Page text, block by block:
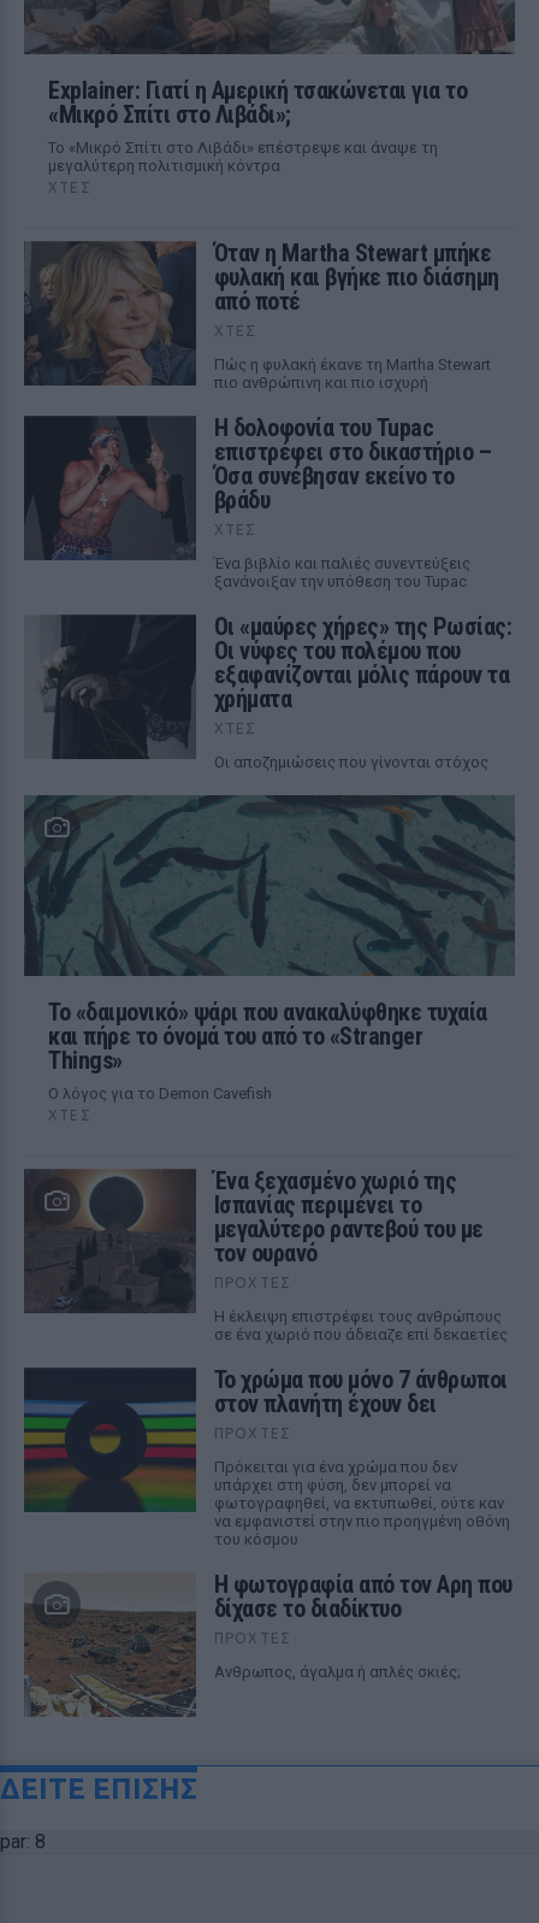
Explainer: Γιατί η Αμερική τσακώνεται για το
«Μικρό Σπίτι στο Λιβάδι»;
Το «Μικρό Σπίτι στο Λιβάδι» επέστρεψε και άναψε τη
μεγαλύτερη πολιτισμική κόντρα
ΧΤΕΣ
Όταν η Martha Stewart μπήκε
φυλακή και βγήκε πιο διάσημη
από ποτέ
ΧΤΕΣ
Πώς η φυλακή έκανε τη Martha Stewart
πιο ανθρώπινη και πιο ισχυρή
Η δολοφονία του Tupac
επιστρέφει στο δικαστήριο –
Όσα συνέβησαν εκείνο το
βράδυ
ΧΤΕΣ
Ένα βιβλίο και παλιές συνεντεύξεις
ξανάνοιξαν την υπόθεση του Tupac
Οι «μαύρες χήρες» της Ρωσίας:
Οι νύφες του πολέμου που
εξαφανίζονται μόλις πάρουν τα
χρήματα
ΧΤΕΣ
Οι αποζημιώσεις που γίνονται στόχος
Το «δαιμονικό» ψάρι που ανακαλύφθηκε τυχαία
και πήρε το όνομά του από το «Stranger
Things»
Ο λόγος για το Demon Cavefish
ΧΤΕΣ
Ένα ξεχασμένο χωριό της
Ισπανίας περιμένει το
μεγαλύτερο ραντεβού του με
τον ουρανό
ΠΡΟΧΤΈΣ
Η έκλειψη επιστρέφει τους ανθρώπους
σε ένα χωριό που άδειαζε επί δεκαετίες
Το χρώμα που μόνο 7 άνθρωποι
στον πλανήτη έχουν δει
ΠΡΟΧΤΈΣ
Πρόκειται για ένα χρώμα που δεν
υπάρχει στη φύση, δεν μπορεί να
φωτογραφηθεί, να εκτυπωθεί, ούτε καν
να εμφανιστεί στην πιο προηγμένη οθόνη
του κόσμου
Η φωτογραφία από τον Αρη που
δίχασε το διαδίκτυο
ΠΡΟΧΤΈΣ
Ανθρωπος, άγαλμα ή απλές σκιές;
ΔΕΙΤΕ ΕΠΙΣΗΣ
par: 8